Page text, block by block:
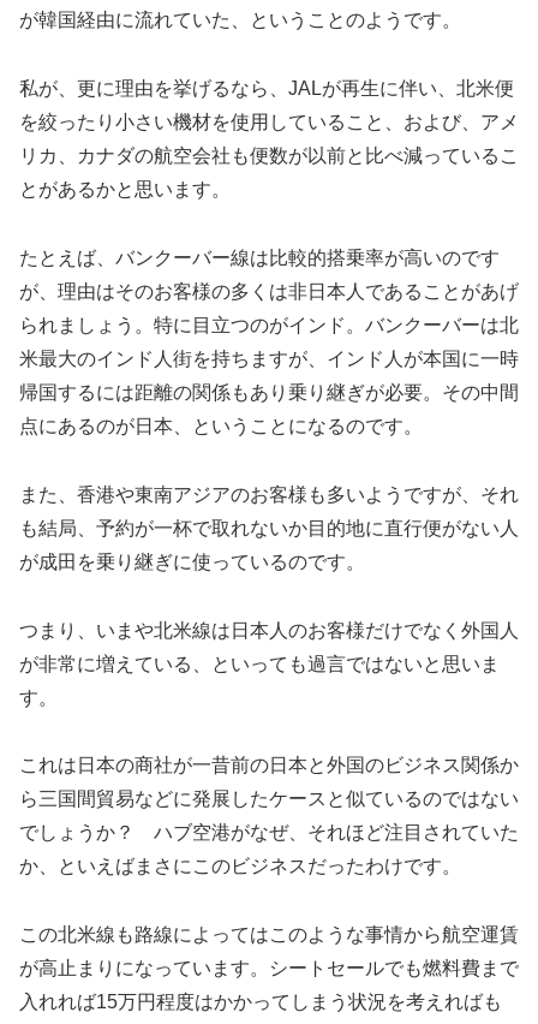
が韓国経由に流れていた、ということのようです。
私が、更に理由を挙げるなら、JALが再生に伴い、北米便
を絞ったり小さい機材を使用していること、および、アメ
リカ、カナダの航空会社も便数が以前と比べ減っているこ
とがあるかと思います。
たとえば、バンクーバー線は比較的搭乗率が高いのです
が、理由はそのお客様の多くは非日本人であることがあげ
られましょう。特に目立つのがインド。バンクーバーは北
米最大のインド人街を持ちますが、インド人が本国に一時
帰国するには距離の関係もあり乗り継ぎが必要。その中間
点にあるのが日本、ということになるのです。
また、香港や東南アジアのお客様も多いようですが、それ
も結局、予約が一杯で取れないか目的地に直行便がない人
が成田を乗り継ぎに使っているのです。
つまり、いまや北米線は日本人のお客様だけでなく外国人
が非常に増えている、といっても過言ではないと思いま
す。
これは日本の商社が一昔前の日本と外国のビジネス関係か
ら三国間貿易などに発展したケースと似ているのではない
でしょうか？ ハブ空港がなぜ、それほど注目されていた
か、といえばまさにこのビジネスだったわけです。
この北米線も路線によってはこのような事情から航空運賃
が高止まりになっています。シートセールでも燃料費まで
入れれば15万円程度はかかってしまう状況を考えればも